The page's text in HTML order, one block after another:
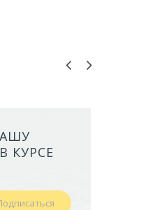
КОШЕК
НА
КУРСЕ